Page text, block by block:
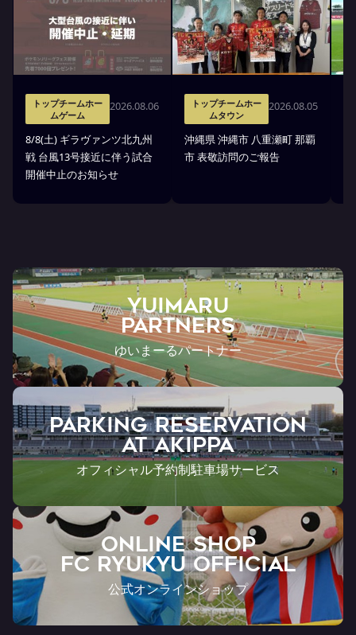
トップチームホー
ムゲーム
2026.08.06
8/8(土) ギラヴァンツ北九州
戦 台風13号接近に伴う試合
開催中止のお知らせ
トップチームホー
ムタウン
2026.08.05
沖縄県 沖縄市 八重瀬町 那覇
市 表敬訪問のご報告
YUIMARU
Partners
ゆいまーるパートナー
PARKING RESERVATION
AT Akippa
オフィシャル予約制駐車場サービス
ONLINE SHOP
FC RYUKYU OFFICIAL
公式オンラインショップ